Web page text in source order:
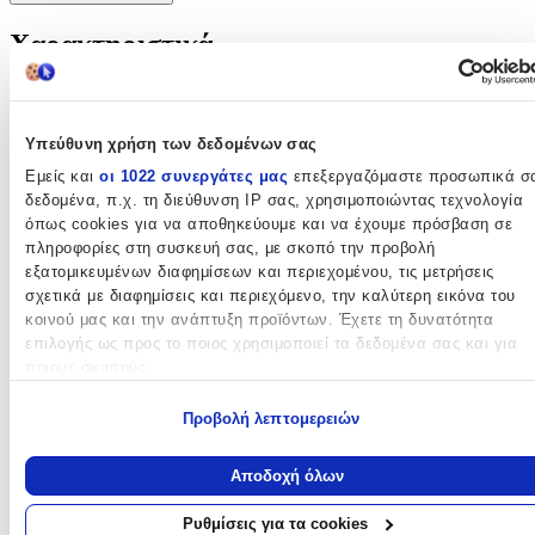
Υπεύθυνη χρήση των δεδομένων σας
Εμείς και οι 1022 συνεργάτες μας επεξεργαζόμαστε προσωπικά
δεδομένα, π.χ. τη διεύθυνση IP σας, χρησιμοποιώντας τεχνολογία
όπως cookies για να αποθηκεύουμε και να έχουμε πρόσβαση σε
πληροφορίες στη συσκευή σας, με σκοπό την προβολή
εξατομικευμένων διαφημίσεων και περιεχομένου, τις μετρήσεις
σχετικά με διαφημίσεις και περιεχόμενο, την καλύτερη εικόνα του
κοινού μας και την ανάπτυξη προϊόντων. Έχετε τη δυνατότητα
επιλογής ως προς το ποιος χρησιμοποιεί τα δεδομένα σας και για
Εάν μας επιτρέπετε, θα θέλαμε επίσης:
τοποθεσία, οι οποίες μπορεί να είναι ακριβείς σε απόσταση
Να αναγνωρίσουμε τη συσκευή σας σαρώνοντας ενεργά για
Προβολή λεπτομερειών
Αποδοχή όλων
Ρυθμίσεις για τα cookies
Χαρακτηριστικά
Αυτοκίνητα
Τύπος:
Μπρελόκ
Υλικό:
Μεταλλικό
με Led:
Όχι
Όχι
Χρώμα: